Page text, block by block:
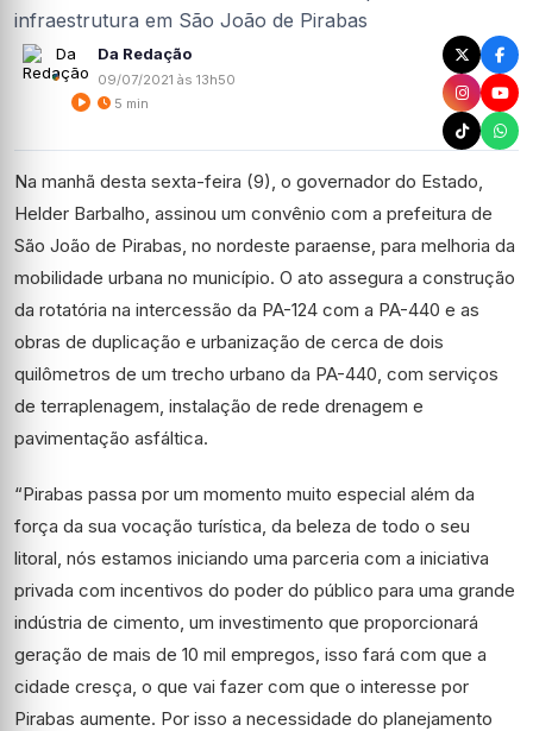
Da Redação
09/07/2021 às 13h50
5 min
Na manhã desta sexta-feira (9), o governador do Estado,
Helder Barbalho, assinou um convênio com a prefeitura de
São João de Pirabas, no nordeste paraense, para melhoria da
mobilidade urbana no município. O ato assegura a construção
da rotatória na intercessão da PA-124 com a PA-440 e as
obras de duplicação e urbanização de cerca de dois
quilômetros de um trecho urbano da PA-440, com serviços
de terraplenagem, instalação de rede drenagem e
pavimentação asfáltica.
“Pirabas passa por um momento muito especial além da
força da sua vocação turística, da beleza de todo o seu
litoral, nós estamos iniciando uma parceria com a iniciativa
privada com incentivos do poder do público para uma grande
indústria de cimento, um investimento que proporcionará
geração de mais de 10 mil empregos, isso fará com que a
cidade cresça, o que vai fazer com que o interesse por
Pirabas aumente. Por isso a necessidade do planejamento